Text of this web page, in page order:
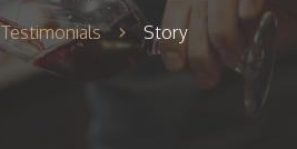
Testimonials Story